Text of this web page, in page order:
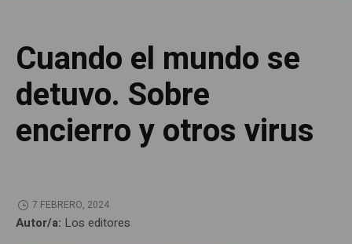
Cuando el mundo se
detuvo. Sobre
encierro y otros virus
7 FEBRERO, 2024
Autor/a: Los editores